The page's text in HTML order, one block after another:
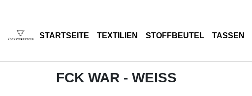
STARTSEITE TEXTILIEN STOFFBEUTEL TASSEN
FCK WAR - WEISS